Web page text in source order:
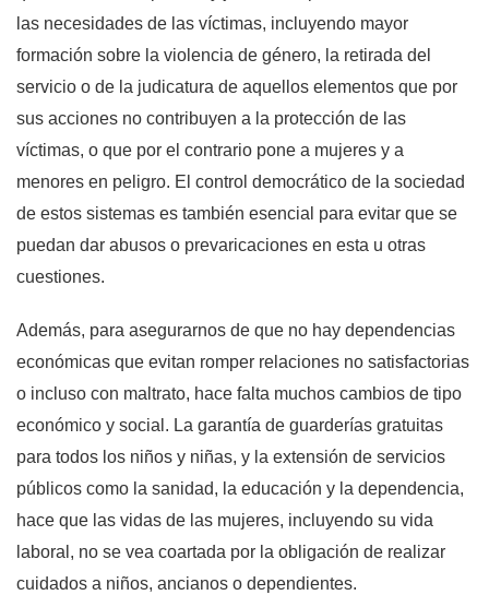
las necesidades de las víctimas, incluyendo mayor
formación sobre la violencia de género, la retirada del
servicio o de la judicatura de aquellos elementos que por
sus acciones no contribuyen a la protección de las
víctimas, o que por el contrario pone a mujeres y a
menores en peligro. El control democrático de la sociedad
de estos sistemas es también esencial para evitar que se
puedan dar abusos o prevaricaciones en esta u otras
cuestiones.
Además, para asegurarnos de que no hay dependencias
económicas que evitan romper relaciones no satisfactorias
o incluso con maltrato, hace falta muchos cambios de tipo
económico y social. La garantía de guarderías gratuitas
para todos los niños y niñas, y la extensión de servicios
públicos como la sanidad, la educación y la dependencia,
hace que las vidas de las mujeres, incluyendo su vida
laboral, no se vea coartada por la obligación de realizar
cuidados a niños, ancianos o dependientes.